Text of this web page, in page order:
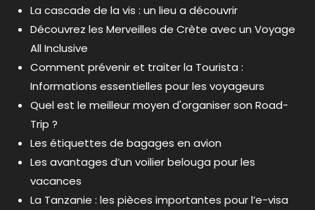
La cascade de la vis : un lieu a découvrir
Découvrez les Merveilles de Crète avec un Voyage
All Inclusive
Comment prévenir et traiter la Tourista :
Informations essentielles pour les voyageurs
Quel est le meilleur moyen d'organiser son Road-
Trip ?
Les étiquettes de bagages en avion
Les avantages d’un voilier belouga pour les
vacances
La Tanzanie : les pièces importantes pour l’e-visa